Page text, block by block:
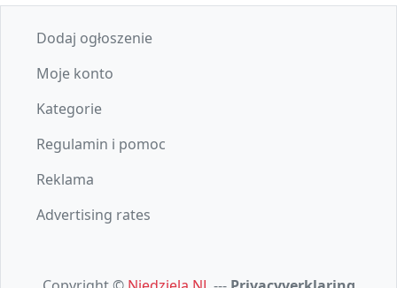
Dodaj ogłoszenie
Moje konto
Kategorie
Regulamin i pomoc
Reklama
Advertising rates